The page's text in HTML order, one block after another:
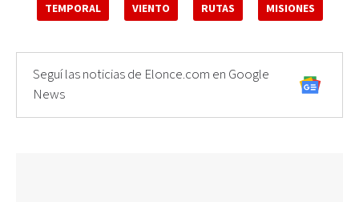
TEMPORAL VIENTO RUTAS MISIONES
Seguí las noticias de Elonce.com en Google
News